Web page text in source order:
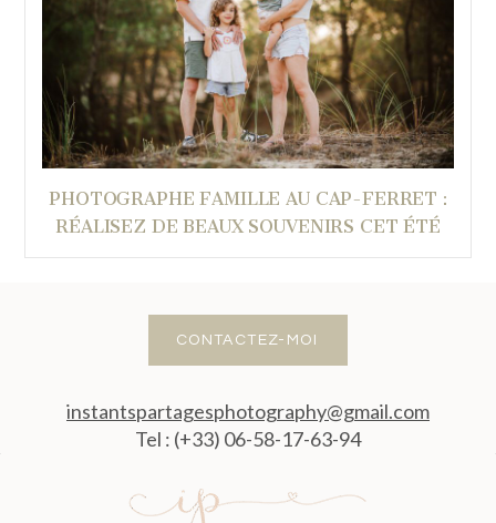
PHOTOGRAPHE FAMILLE AU CAP-FERRET :
RÉALISEZ DE BEAUX SOUVENIRS CET ÉTÉ
CONTACTEZ-MOI
instantspartagesphotography@gmail.com
Tel : (+33) 06-58-17-63-94